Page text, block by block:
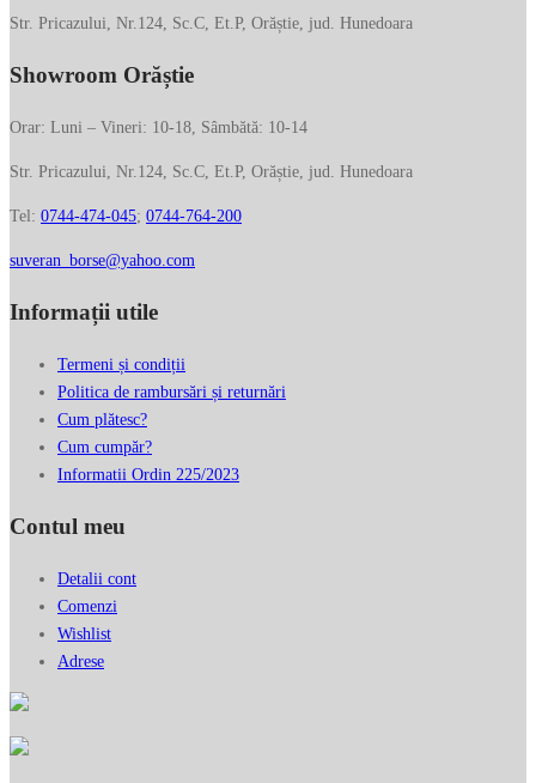
1,547.00 lei.
umar
din
naturala
8418
Str. Pricazului, Nr.124, Sc.C, Et.P, Orăștie, jud. Hunedoara
Showroom Orăștie
Orar: Luni – Vineri: 10-18, Sâmbătă: 10-14
Str. Pricazului, Nr.124, Sc.C, Et.P, Orăștie, jud. Hunedoara
Tel: 0744-474-045; 0744-764-200
suveran_borse@yahoo.com
Informații utile
Termeni și condiții
Politica de rambursări și returnări
Cum plătesc?
Cum cumpăr?
Informatii Ordin 225/2023
Contul meu
Detalii cont
Comenzi
Wishlist
Adrese